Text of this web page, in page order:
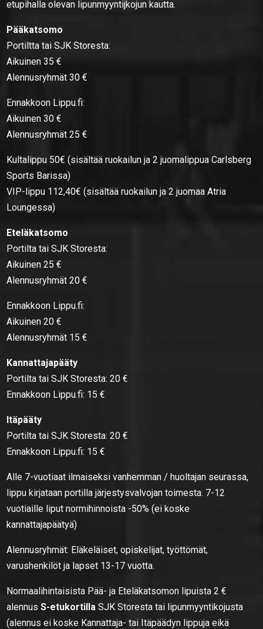
etupihalla olevan lipunmyyntijkojun kautta.
Pääkatsomo
Portiltta tai SJK Storesta:
Aikuinen 35 €
Alennusryhmät 30 €
Ennakkoon Lippu.fi:
Aikuinen 30 €
Alennusryhmät 25 €
Kultalippu 50€ (sisältää ruokailun ja 2 juomalippua Carlsberg
Sports Barissa)
VIP-lippu 112,40€ (sisältää ruokailun ja 2 juomaa Atria
Loungessa)
Eteläkatsomo
Portilta tai SJK Storesta:
Aikuinen 25 €
Alennusryhmät 20 €
Ennakkoon Lippu.fi:
Aikuinen 20 €
Alennusryhmät 15 €
Kannattajapääty
Portilta tai SJK Storesta: 20 €
Ennakkoon Lippu.fi: 15 €
Itäpääty
Portilta tai SJK Storesta: 20 €
Ennakkoon Lippu.fi: 15 €
Alle 7-vuotiaat ilmaiseksi vanhemman / huoltajan seurassa,
lippu kirjataan portilla järjestysvalvojan toimesta. 7-12
vuotiaille liput normihinnoista -50% (ei koske
kannattajapäätyä)
Alennusryhmät: Eläkeläiset, opiskelijat, työttömät,
varushenkilöt ja lapset 13-17 vuotta.
Normaalihintaisista Pää- ja Eteläkatsomon lipuista 2 €
alennusS-etukortilla SJK Storesta tai lipunmyyntikojusta
(alennus ei koske Kannattaja- tai Itäpäädyn lippuja eikä